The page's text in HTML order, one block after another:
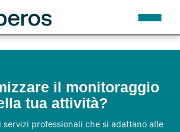
il monitoraggio
tua attività?
professionali che si adattano alle